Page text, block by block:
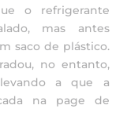
o refrigerante
mas antes
saco de plástico.
no entanto,
a que a
na page de